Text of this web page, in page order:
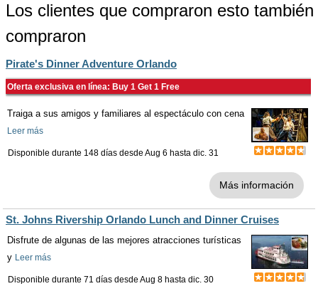
Los clientes que compraron esto también
compraron
Pirate's Dinner Adventure Orlando
Oferta exclusiva en línea: Buy 1 Get 1 Free
Traiga a sus amigos y familiares al espectáculo con cena
Leer más
Disponible durante 148 días desde Aug 6 hasta dic. 31
Más información
St. Johns Rivership Orlando Lunch and Dinner Cruises
Disfrute de algunas de las mejores atracciones turísticas
y Leer más
Disponible durante 71 días desde Aug 8 hasta dic. 30